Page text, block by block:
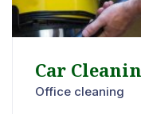
Car
Office cleaning